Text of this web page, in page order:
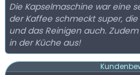
Die Kapselmaschine war eine
der Kaffee schmeckt super,
und das Reinigen auch.
in der Küche aus!